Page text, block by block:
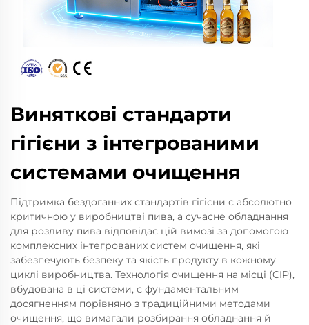
Виняткові стандарти
гігієни з інтегрованими
системами очищення
Підтримка бездоганних стандартів гігієни є абсолютно
критичною у виробництві пива, а сучасне обладнання
для розливу пива відповідає цій вимозі за допомогою
комплексних інтегрованих систем очищення, які
забезпечують безпеку та якість продукту в кожному
циклі виробництва. Технологія очищення на місці (CIP),
вбудована в ці системи, є фундаментальним
досягненням порівняно з традиційними методами
очищення, що вимагали розбирання обладнання й